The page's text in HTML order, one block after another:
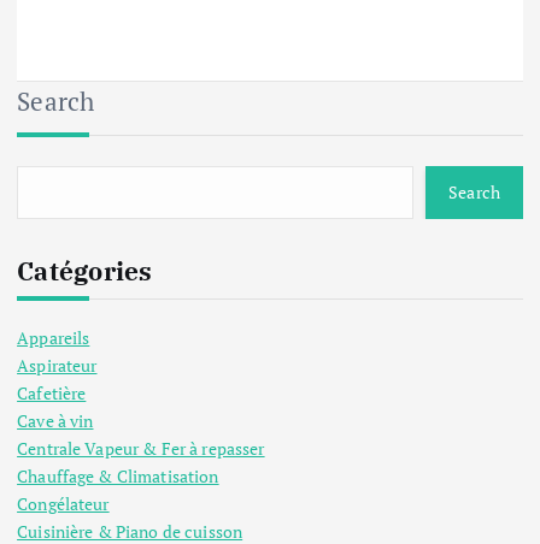
Search
Search
Catégories
Appareils
Aspirateur
Cafetière
Cave à vin
Centrale Vapeur & Fer à repasser
Chauffage & Climatisation
Congélateur
Cuisinière & Piano de cuisson